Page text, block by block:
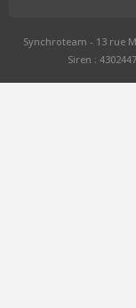
Synchroteam - 13 rue
Siren :